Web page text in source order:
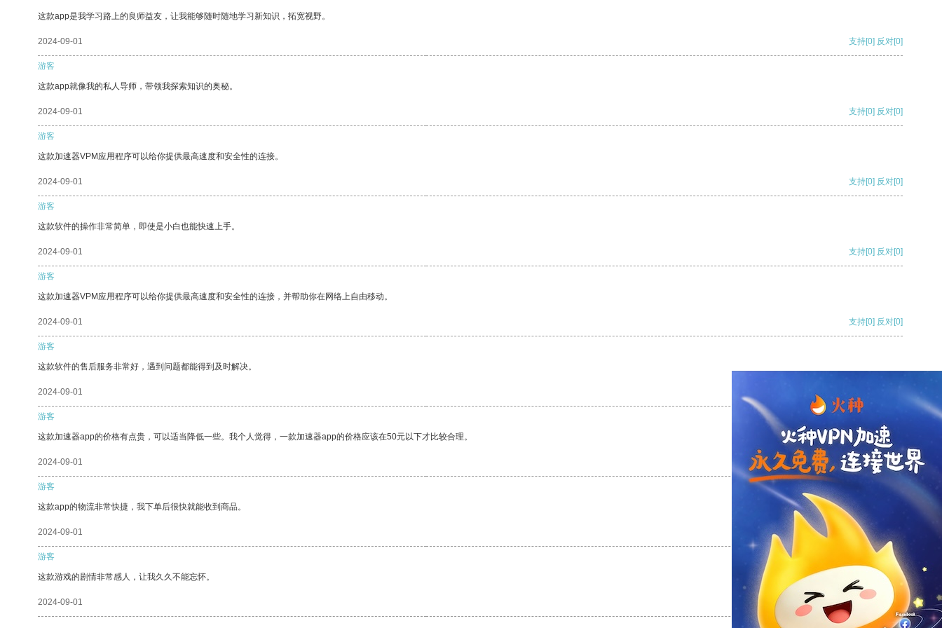
这款app是我学习路上的良师益友，让我能够随时随地学习新知识，拓宽视野。
2024-09-01 支持[0] 反对[0]
游客
这款app就像我的私人导师，带领我探索知识的奥秘。
2024-09-01 支持[0] 反对[0]
游客
这款加速器VPM应用程序可以给你提供最高速度和安全性的连接。
2024-09-01 支持[0] 反对[0]
游客
这款软件的操作非常简单，即使是小白也能快速上手。
2024-09-01 支持[0] 反对[0]
游客
这款加速器VPM应用程序可以给你提供最高速度和安全性的连接，并帮助你在网络上自由移动。
2024-09-01 支持[0] 反对[0]
游客
这款软件的售后服务非常好，遇到问题都能得到及时解决。
2024-09-01
游客
这款加速器app的价格有点贵，可以适当降低一些。我个人觉得，一款加速器app的价格应该在50元以下才比较合理。
2024-09-01 支持 [0] 反对[0]
游客
这款app的物流非常快捷，我下单后很快就能收到商品。
2024-09-01 支持[0] 反对
游客
这款游戏的剧情非常感人，让我久久不能忘怀。
2024-09-01 支持[0] 反对[0]